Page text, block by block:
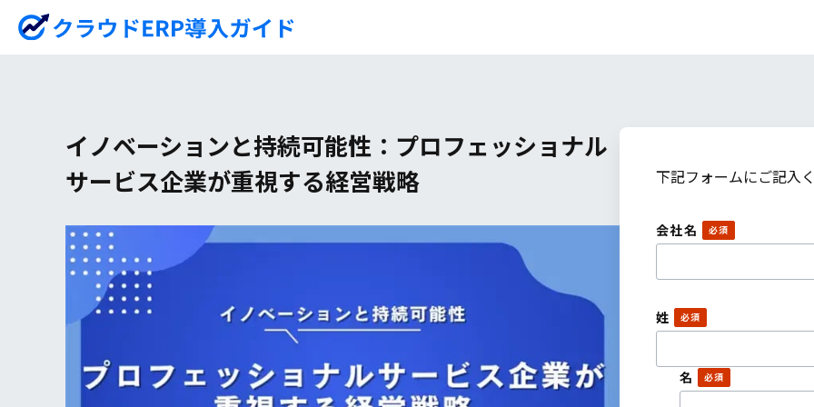
イノベーションと持続可能性：プロフェッショナル
サービス企業が重視する経営戦略
下記フォームにご記入く
会社名
姓
名